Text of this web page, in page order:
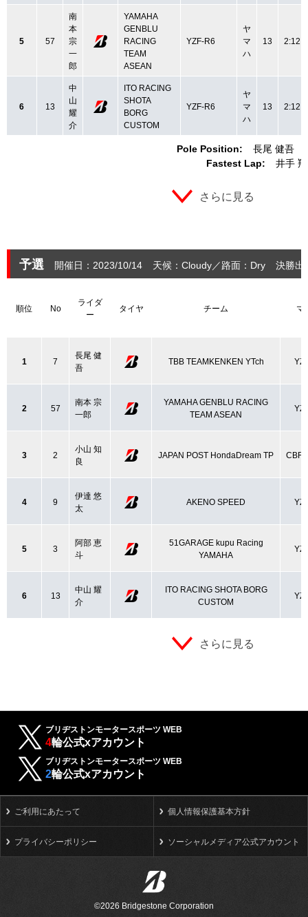
Pole Position: 長尾 健吾
Fastest Lap:
井手
5 57
南
本
宗
一
郎
YAMAHA
GENBLU
RACING
TEAM
ASEAN
YZF-R6
ヤ
マ
ハ
13
6 13
中
山
耀
介
ITO RACING
SHOTA
BORG
CUSTOM
YZF-R6
ヤ
マ
ハ
13
さらに見る
予選 開催日：2023/10/14 天候：Cloudy 路面：Dry 決勝出
順位 No
ライダ
ー
タイヤ チーム マ
1 7
長尾 健
吾
TBB TEAMKENKEN YTch
2 57
南本 宗
一郎
YAMAHA GENBLU RACING
TEAM ASEAN
3 2
小山 知
良
JAPAN POST HondaDream TP
4 9
伊達 悠
太
AKENO SPEED
5 3
阿部 恵
斗
51GARAGE kupu Racing
YAMAHA
6 13
中山 耀
介
ITO RACING SHOTA BORG
CUSTOM
さらに見る
ブリヂストンモータースポーツ WEB
4輪公式xアカウント
ブリヂストンモータースポーツ WEB
2輪公式xアカウント
ご利用にあたって 個人情報保護基本方針
プライバシーポリシー ソーシャルメディア公式アカウント
©2026 Bridgestone Corporation